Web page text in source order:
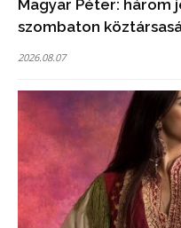
Magyar Péter: három
szombaton
2026.08.07